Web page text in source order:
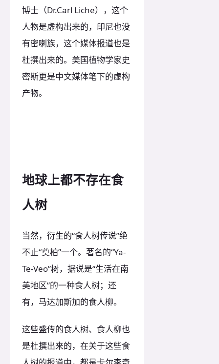
博士（Dr.Carl Liche），这个
人物是虚构出来的，印尼也没
有密喇族，这个媒体报道也是
杜撰出来的。美国植物学家史
密斯更是中文媒体笔下的虚构
产物。
地球上都不存在食
人树
当然，衍生的“食人树传说”绝
不止“奠柏”一个。著名的“Ya-
Te-Veo”树，据说是“生活在南
美地区”的一种食人树；还
有，马达加斯加的食人柳。
这些盛传的食人树、食人柳也
是杜撰出来的，在关于这些食